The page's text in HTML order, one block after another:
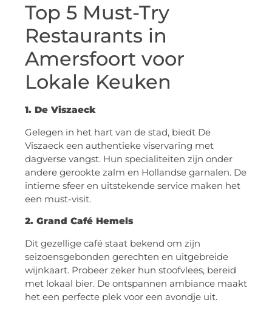
Top 5 Must-Try
Restaurants in
Amersfoort voor
Lokale Keuken
1. De Viszaeck
Gelegen in het hart van de stad, biedt De
Viszaeck een authentieke viservaring met
dagverse vangst. Hun specialiteiten zijn onder
andere gerookte zalm en Hollandse garnalen. De
intieme sfeer en uitstekende service maken het
een must-visit.
2. Grand Café Hemels
Dit gezellige café staat bekend om zijn
seizoensgebonden gerechten en uitgebreide
wijnkaart. Probeer zeker hun stoofvlees, bereid
met lokaal bier. De ontspannen ambiance maakt
het een perfecte plek voor een avondje uit.